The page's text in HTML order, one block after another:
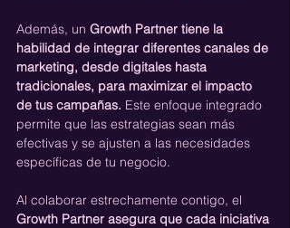
Además, un Growth Partner tiene la
habilidad de integrar diferentes canales de
marketing, desde digitales hasta
tradicionales, para maximizar el impacto
de tus campañas. Este enfoque integrado
permite que las estrategias sean más
efectivas y se ajusten a las necesidades
específicas de tu negocio.
Al colaborar estrechamente contigo, el
Growth Partner asegura que cada iniciativa